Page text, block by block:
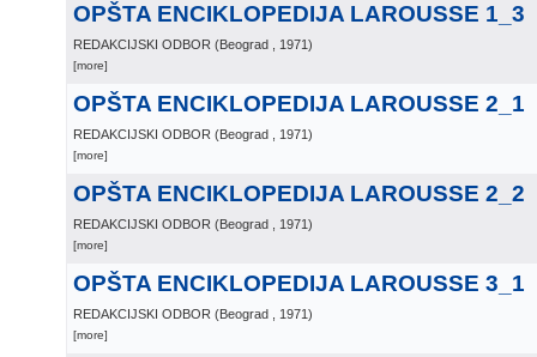
OPŠTA ENCIKLOPEDIJA LAROUSSE 1_3
REDAKCIJSKI ODBOR (Beograd , 1971)
[more]
OPŠTA ENCIKLOPEDIJA LAROUSSE 2_1
REDAKCIJSKI ODBOR (Beograd , 1971)
[more]
OPŠTA ENCIKLOPEDIJA LAROUSSE 2_2
REDAKCIJSKI ODBOR (Beograd , 1971)
[more]
OPŠTA ENCIKLOPEDIJA LAROUSSE 3_1
REDAKCIJSKI ODBOR (Beograd , 1971)
[more]